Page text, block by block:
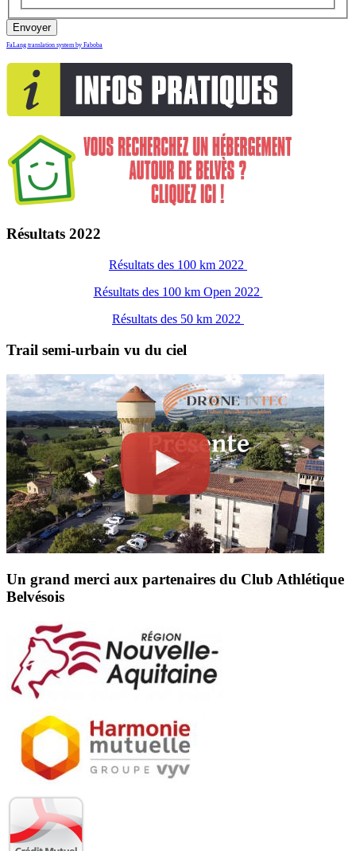
Envoyer
FaLang translation system by Faboba
Résultats 2022
Résultats des 100 km 2022
Résultats des 100 km Open 2022
Résultats des 50 km 2022
Trail semi-urbain vu du ciel
Un grand merci aux partenaires du Club Athlétique
Belvésois